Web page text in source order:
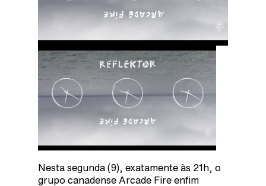
Nesta segunda (9), exatamente às 21h, o
grupo canadense Arcade Fire enfim